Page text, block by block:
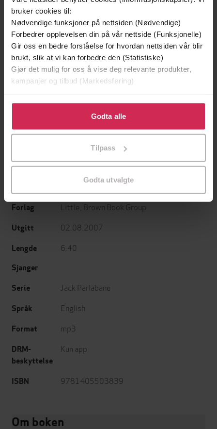
bruker cookies til:
Nødvendige funksjoner på nettsiden (Nødvendige)
Forbedrer opplevelsen din på vår nettside (Funksjonelle)
Gir oss en bedre forståelse for hvordan nettsiden vår blir
brukt, slik at vi kan forbedre den (Statistiske)
Gjør det mulig for oss å vise deg relevante produkter,
kampanjer og tilbud (Markedsføring)
Klikk på «Godta alle» for å gi oss ditt samtykke til å
bruke cookies for alle disse formålene. Du kan også
tilpasse ditt samtykke til spesifikke formål ved å klikke
Godta alle
Tilpass
Godta utvalgte
199,-
Christopher Brookmyre
Forlag Little, Brown Book Group
Utgitt 02.08.2007
Lengde 6:40
Sjanger
Serie
Jack Parlabane
Språk English
Format mp3
DRM-
beskyttelse
Kun app
ISBN 9781405503839
Om boken